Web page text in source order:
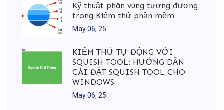
Kỹ thuật phân vùng tương đương
trong Kiểm thử phần mềm
May 06, 25
KIỂM THỬ TỰ ĐỘNG VỚI
SQUISH TOOL: HƯỚNG DẪN
CÀI ĐẶT SQUISH TOOL CHO
WINDOWS
May 06, 25